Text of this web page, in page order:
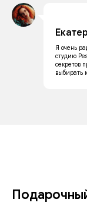
Я очень
студию
секретов
выбирать